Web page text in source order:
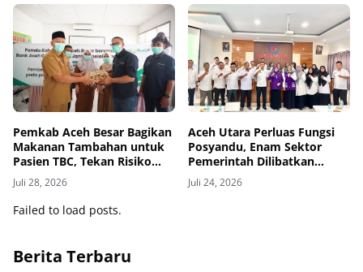
Pemkab Aceh Besar Bagikan
Makanan Tambahan untuk
Pasien TBC, Tekan Risiko
Putus Berobat
Juli 28, 2026
Aceh Utara Perluas Fungsi
Posyandu, Enam Sektor
Pemerintah Dilibatkan
Tekan Stunting dan
Kematian Ibu
Juli 24, 2026
Failed to load posts.
Berita Terbaru